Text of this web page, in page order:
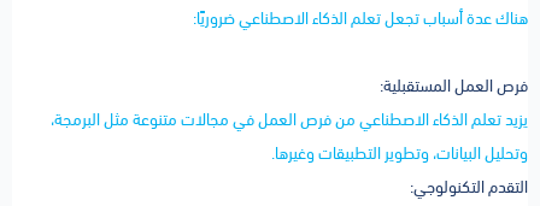
هناك عدة أسباب تجعل تعلم الذكاء الاصطناعي ضروريًا:
فرص العمل المستقبلية:
يزيد تعلم الذكاء الاصطناعي من فرص العمل في مجالات متنوعة مثل البرمجة،
وتحليل البيانات، وتطوير التطبيقات وغيرها.
التقدم التكنولوجي: